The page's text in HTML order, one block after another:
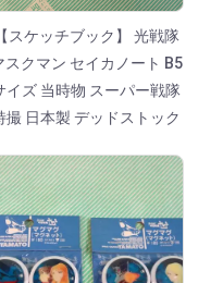
【スケッチブック】 光戦隊
スクマン セイカノート B5
イズ 当時物 スーパー戦隊
撮 日本製 デッドストック